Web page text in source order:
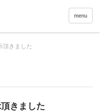
menu
頂きました
きました